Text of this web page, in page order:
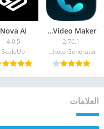
Creati: AI Image Video Maker
2.76.1
Mojio AI Photo Generator
Nova AI
4.0.5
ScaleUp‏
العلامات